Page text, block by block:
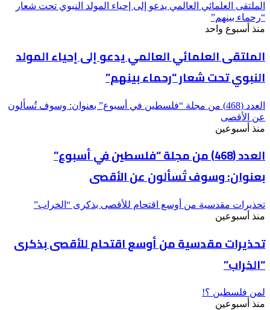
الملتقى العلمائي العالمي يدعو إلى إحياء المولد النبوي تحت شعار
“رحماء بينهم”
منذ أسبوع واحد
الملتقى العلمائي العالمي يدعو إلى إحياء المولد
النبوي تحت شعار “رحماء بينهم”
العدد (468) من مجلة “فلسطين في أسبوع” بعنوان: وسوف تُسألون
عن الأقصى
منذ أسبوعين
العدد (468) من مجلة “فلسطين في أسبوع”
بعنوان: وسوف تُسألون عن الأقصى
تحذيرات مقدسية من أوسع اقتحام للأقصى بذكرى “الخراب”
منذ أسبوعين
تحذيرات مقدسية من أوسع اقتحام للأقصى بذكرى
“الخراب”
لمن فلسطين ؟!
منذ أسبوعين